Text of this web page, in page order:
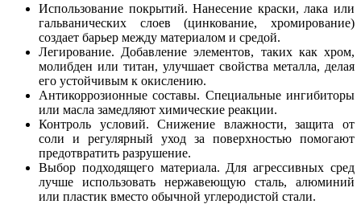
Использование покрытий. Нанесение краски, лака или
гальванических слоев (цинкование, хромирование)
создает барьер между материалом и средой.
Легирование. Добавление элементов, таких как хром,
молибден или титан, улучшает свойства металла, делая
его устойчивым к окислению.
Антикоррозионные составы. Специальные ингибиторы
или масла замедляют химические реакции.
Контроль условий. Снижение влажности, защита от
соли и регулярный уход за поверхностью помогают
предотвратить разрушение.
Выбор подходящего материала. Для агрессивных сред
лучше использовать нержавеющую сталь, алюминий
или пластик вместо обычной углеродистой стали.